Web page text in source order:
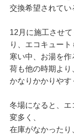
交換希望されてい
12月に施工させ
り、エコキュート
寒い中、お湯を
荷も他の時期より
かなりかかりやす
冬場になると、
変多く、
在庫がなかったり